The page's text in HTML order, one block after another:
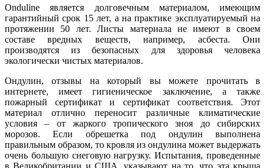
Onduline является долговечным материалом, имеющим
гарантийный срок 15 лет, а на практике эксплуатируемый на
протяжении 50 лет. Листы материала не имеют в своем
составе вредных веществ, например, асбеста. Они
производятся из безопасных для здоровья человека
экологически чистых материалов.
Ондулин, отзывы на который вы можете прочитать в
интернете, имеет гигиеническое заключение, а также
пожарный сертификат и сертификат соответствия. Этот
материал отлично переносит различные климатические
условия – от жаркого тропического зноя до сибирских
морозов. Если обрешетка под ондулин выполнена
правильным образом, то кровля из ондулина может выдержать
очень большую снеговую нагрузку. Испытания, проведенные
в Великобритании и США, указывают на то, что эта крыша